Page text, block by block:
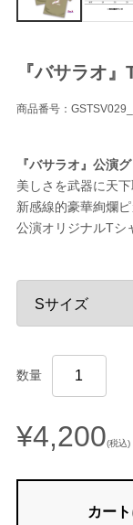
『バサラオ
商品番号：
『バサラオ』公演
美しさを武器に天
新感線的豪華絢爛
公演オリジナルTシ
数量
¥4,200(税込)
カー